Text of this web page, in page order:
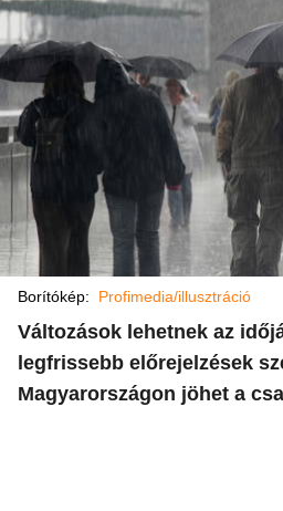
Borítókép: Profimedia/illusztráció
Változások lehetnek az
legfrissebb előrejelzések
Magyarországon jöhet a